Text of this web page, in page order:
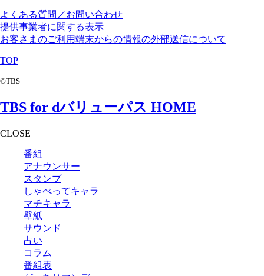
よくある質問／お問い合わせ
提供事業者に関する表示
お客さまのご利用端末からの情報の外部送信について
TOP
©TBS
TBS for dバリューパス HOME
CLOSE
番組
アナウンサー
スタンプ
しゃべってキャラ
マチキャラ
壁紙
サウンド
占い
コラム
番組表